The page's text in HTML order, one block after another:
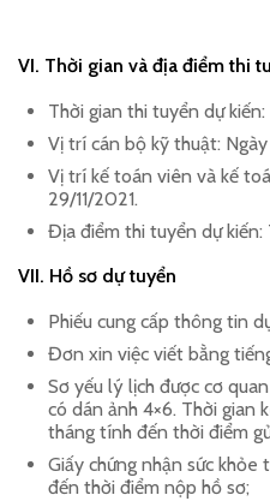
VI. Thời gian và địa điểm thi
Thời gian thi tuyển dự kiến:
Vị trí cán bộ kỹ thuật: Ngày
Vị trí kế toán viên và kế
29/11/2021.
Địa điểm thi tuyển dự kiến:
VII. Hồ sơ dự tuyển
Phiếu cung cấp thông tin
Đơn xin việc viết bằng
Sơ yếu lý lịch được cơ
có dán ảnh 4×6. Thời gian
tháng tính đến thời điểm
Giấy chứng nhận sức
đến thời điểm nộp hồ sơ;